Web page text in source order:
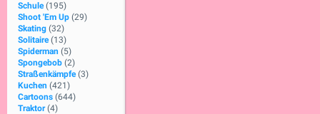
Schule (195)
Shoot 'Em Up (29)
Skating (32)
Solitaire (13)
Spiderman (5)
Spongebob (2)
Straßenkämpfe (3)
Kuchen (421)
Cartoons (644)
Traktor (4)